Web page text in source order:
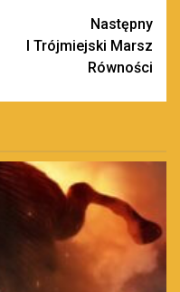
Następny
I Trójmiejski Marsz
Równości